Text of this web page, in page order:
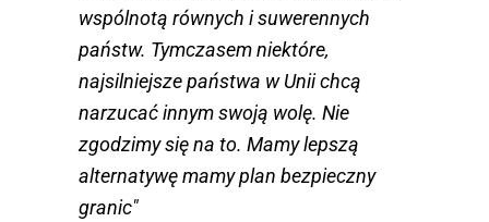
wspólnotą równych i suwerennych
państw. Tymczasem niektóre,
najsilniejsze państwa w Unii chcą
narzucać innym swoją wolę. Nie
zgodzimy się na to. Mamy lepszą
alternatywę mamy plan bezpieczny
granic"